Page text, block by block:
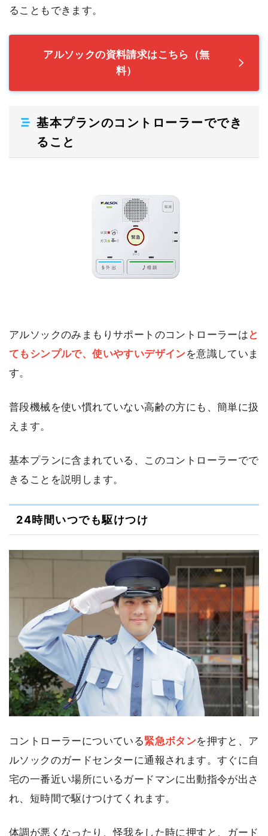
ることもできます。
アルソックの資料請求はこちら（無
料）
基本プランのコントローラーででき
ること
アルソックのみまもりサポートのコントローラーは と
てもシンプルで、使いやすいデザインを意識していま
す。
普段機械を使い慣れていない高齢の方にも、簡単に扱
えます。
基本プランに含まれている、このコントローラーでで
きることを説明します。
24時間いつでも駆けつけ
コントローラーについている緊急ボタンを押すと、ア
ルソックのガードセンターに通報されます。すぐに自
宅の一番近い場所にいるガードマンに出動指令が出さ
れ、短時間で駆けつけてくれます。
体調が悪くなったり、怪我をした時に押すと、ガード